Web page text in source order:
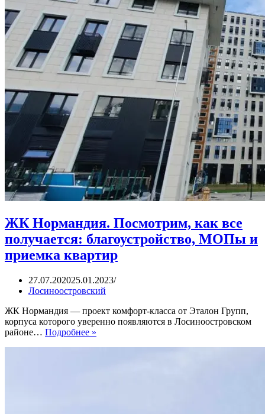
ЖК Нормандия. Посмотрим, как все
получается: благоустройство, МОПы и
приемка квартир
27.07.202025.01.2023
Лосиноостровский
ЖК Нормандия — проект комфорт-класса от Эталон Групп,
корпуса которого уверенно появляются в Лосиноостровском
районе… Подробнее »